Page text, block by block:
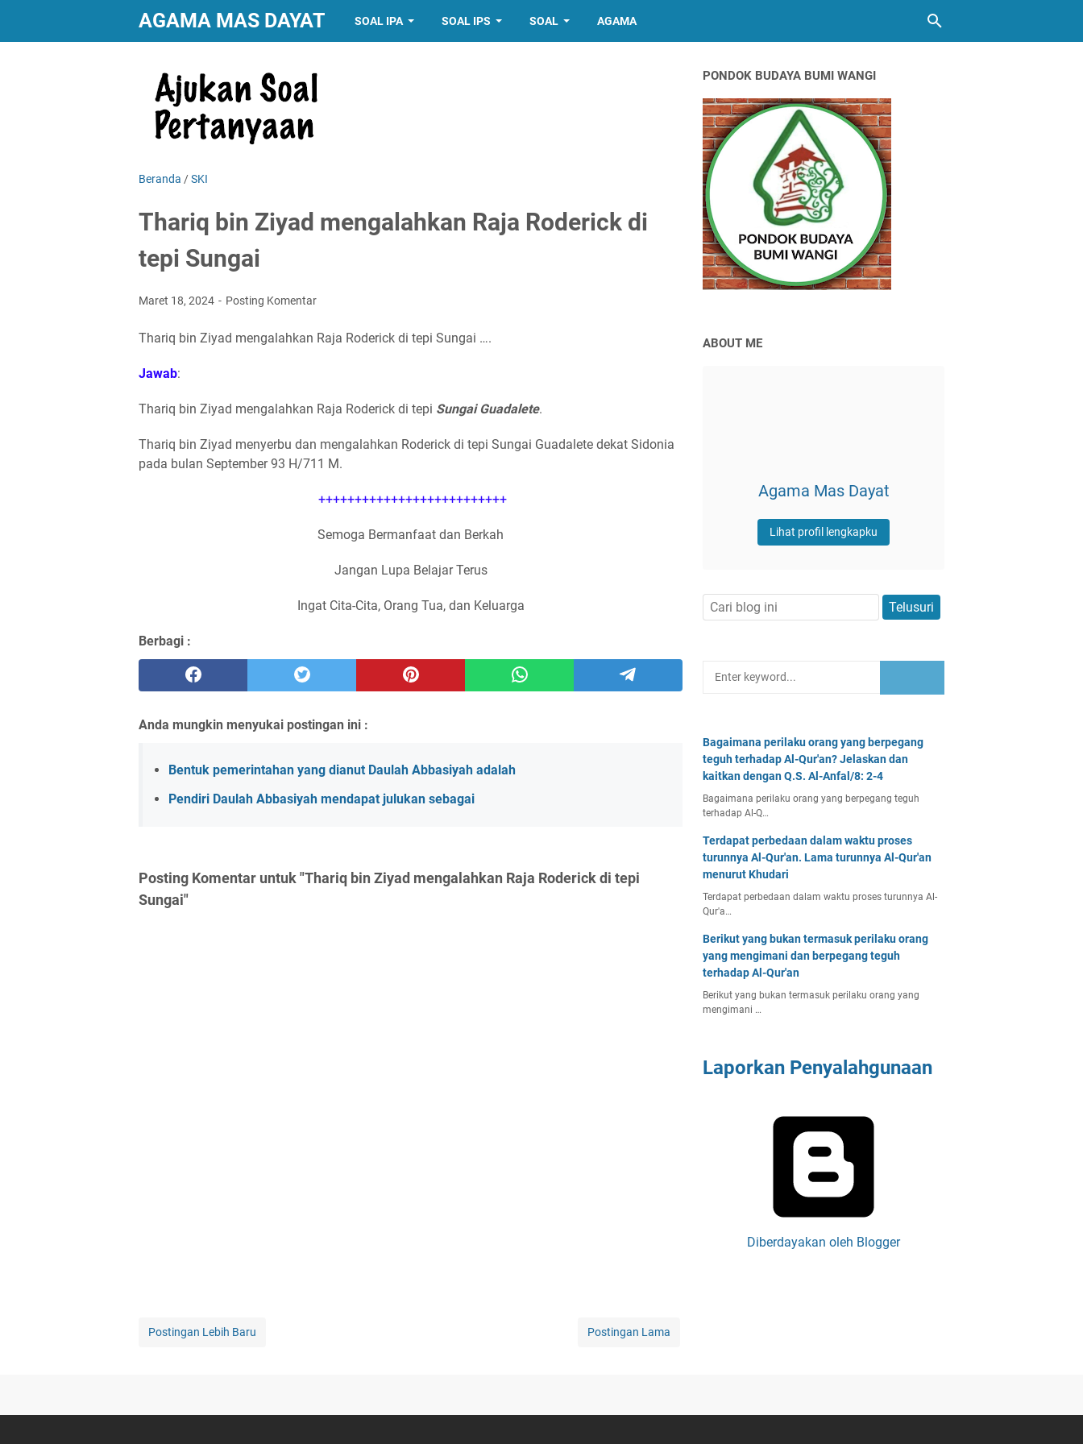
AGAMA MAS DAYAT SOAL IPA SOAL IPS SOAL AGAMA
Beranda /SKI
Thariq bin Ziyad mengalahkan Raja Roderick di
tepi Sungai
Maret 18, 2024 Posting Komentar
Thariq bin Ziyad mengalahkan Raja Roderick di tepi Sungai ….
Jawab:
Thariq bin Ziyad mengalahkan Raja Roderick di tepi Sungai Guadalete.
Thariq bin Ziyad menyerbu dan mengalahkan Roderick di tepi Sungai Guadalete dekat Sidonia
pada bulan September 93 H/711 M.
++++++++++++++++++++++++++
Semoga Bermanfaat dan Berkah
Jangan Lupa Belajar Terus
Ingat Cita-Cita, Orang Tua, dan Keluarga
Berbagi :
Anda mungkin menyukai postingan ini :
Bentuk pemerintahan yang dianut Daulah Abbasiyah adalah
Pendiri Daulah Abbasiyah mendapat julukan sebagai
Posting Komentar untuk "Thariq bin Ziyad mengalahkan Raja Roderick di tepi
Sungai"
Postingan Lebih Baru Postingan Lama
PONDOK BUDAYA BUMI WANGI
ABOUT ME
Agama Mas Dayat
Lihat profil lengkapku
Bagaimana perilaku orang yang berpegang
teguh terhadap Al-Qur'an? Jelaskan dan
kaitkan dengan Q.S. Al-Anfal/8: 2-4
Bagaimana perilaku orang yang berpegang teguh
terhadap Al-Q…
Terdapat perbedaan dalam waktu proses
turunnya Al-Qur'an. Lama turunnya Al-Qur'an
menurut Khudari
Terdapat perbedaan dalam waktu proses turunnya Al-
Qur'a…
Berikut yang bukan termasuk perilaku orang
yang mengimani dan berpegang teguh
terhadap Al-Qur'an
Berikut yang bukan termasuk perilaku orang yang
mengimani …
Laporkan Penyalahgunaan
Diberdayakan oleh Blogger